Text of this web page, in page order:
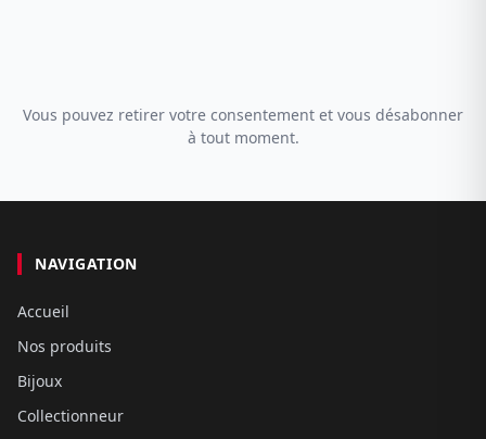
Vous pouvez retirer votre consentement et vous désabonner
à tout moment.
NAVIGATION
Accueil
Nos produits
Bijoux
Collectionneur